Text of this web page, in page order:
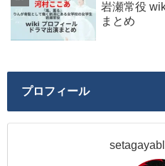
岩瀬常役
まとめ
プロフィール